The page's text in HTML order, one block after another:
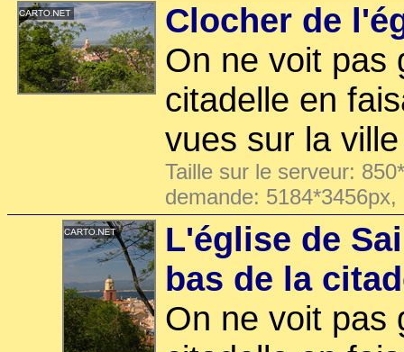
Clocher de
On ne voit pas
citadelle en
vues sur la
Taille sur le serveur:
demande:
L'église de
bas de la
On ne voit pas